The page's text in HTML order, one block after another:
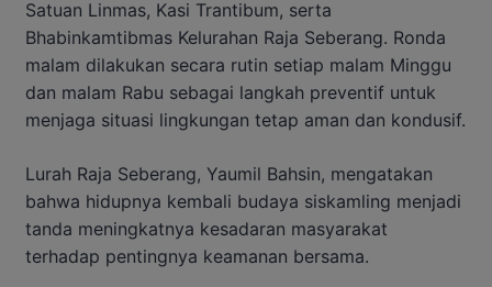
Satuan Linmas, Kasi Trantibum, serta
Bhabinkamtibmas Kelurahan Raja Seberang. Ronda
malam dilakukan secara rutin setiap malam Minggu
dan malam Rabu sebagai langkah preventif untuk
menjaga situasi lingkungan tetap aman dan kondusif.
Lurah Raja Seberang, Yaumil Bahsin, mengatakan
bahwa hidupnya kembali budaya siskamling menjadi
tanda meningkatnya kesadaran masyarakat
terhadap pentingnya keamanan bersama.